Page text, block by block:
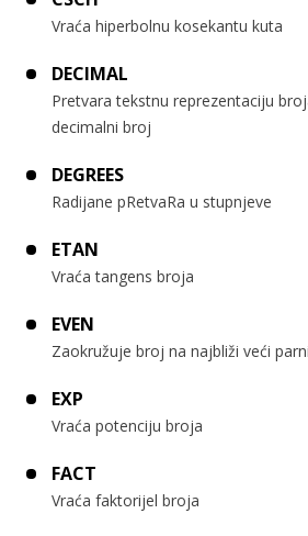
Vraća hiperbolnu kosekantu kuta
DECIMAL
Pretvara tekstnu reprezentaciju
decimalni broj
DEGREES
Radijane pRetvaRa u stupnjeve
ETAN
Vraća tangens broja
EVEN
Zaokružuje broj na najbliži veći
EXP
Vraća potenciju broja
FACT
Vraća faktorijel broja